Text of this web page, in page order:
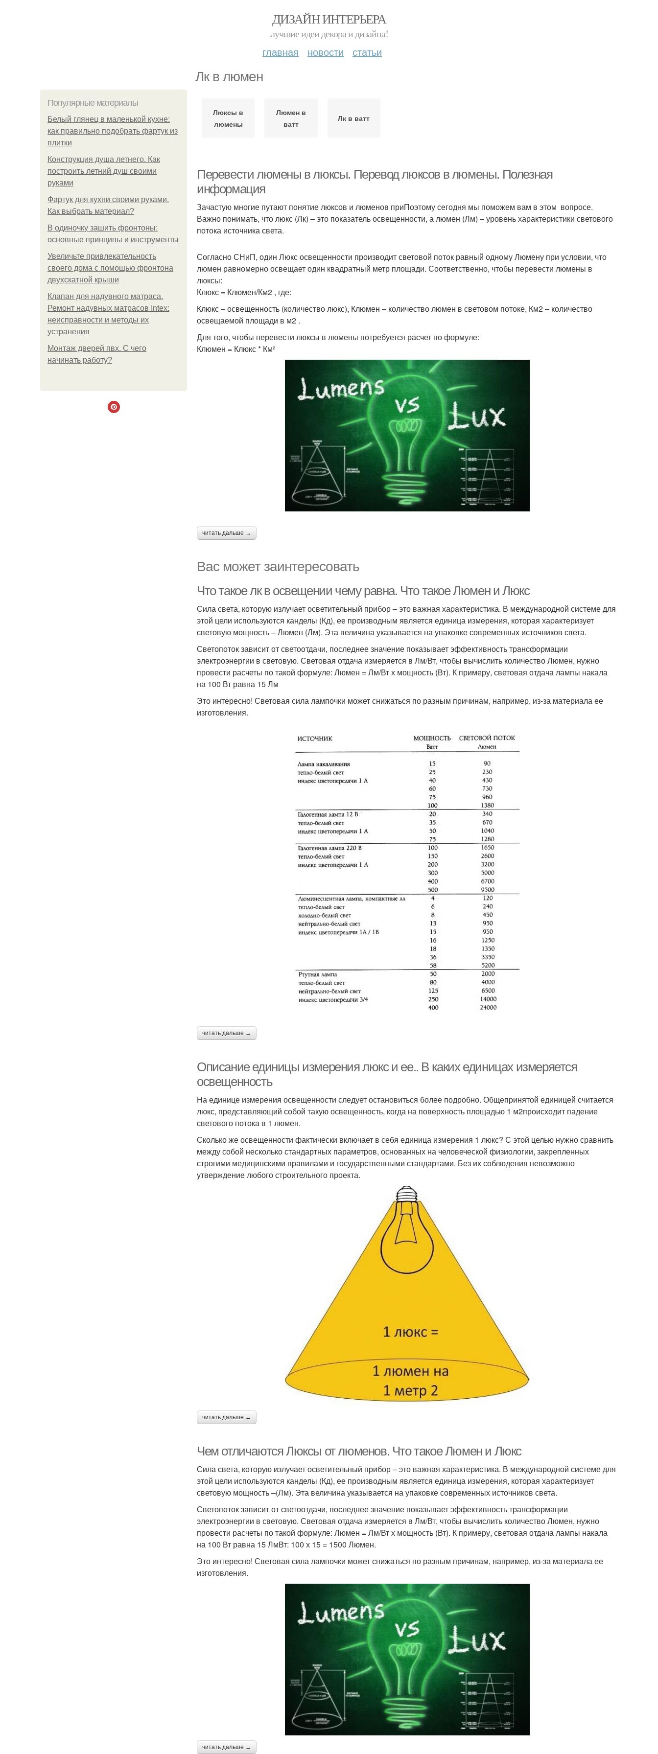
ДИЗАЙН ИНТЕРЬЕРА
лучшие идеи декора и дизайна!
главная новости статьи
Лк в люмен
Популярные материалы
Белый глянец в маленькой кухне:
как правильно подобрать фартук из
плитки
Конструкция душа летнего. Как
построить летний душ своими
руками
Фартук для кухни своими руками.
Как выбрать материал?
В одиночку зашить фронтоны:
основные принципы и инструменты
Увеличьте привлекательность
своего дома с помощью фронтона
двухскатной крыши
Клапан для надувного матраса.
Ремонт надувных матрасов Intex:
неисправности и методы их
устранения
Монтаж дверей пвх. С чего
начинать работу?
Люксы в
люмены
Люмен в
ватт
Лк в ватт
Перевести люмены в люксы. Перевод люксов в люмены. Полезная
информация
Зачастую многие путают понятие люксов и люменов приПоэтому сегодня мы поможем вам в этом вопросе.
Важно понимать, что люкс (Лк) – это показатель освещенности, а люмен (Лм) – уровень характеристики светового
потока источника света.
Согласно СНиП, один Люкс освещенности производит световой поток равный одному Люмену при условии, что
люмен равномерно освещает один квадратный метр площади. Соответственно, чтобы перевести люмены в
люксы:
Клюкс = Клюмен/Км2 , где:
Клюкс – освещенность (количество люкс), Клюмен – количество люмен в световом потоке, Км2 – количество
освещаемой площади в м2 .
Для того, чтобы перевести люксы в люмены потребуется расчет по формуле:
Клюмен = Клюкс * Км²
читать дальше →
Вас может заинтересовать
Что такое лк в освещении чему равна. Что такое Люмен и Люкс
Сила света, которую излучает осветительный прибор – это важная хаpaктеристика. В международной системе для
этой цели используются канделы (Кд), ее производным является единица измерения, которая хаpaктеризует
световую мощность – Люмен (Лм). Эта величина указывается на упаковке современных источников света.
Светопоток зависит от светоотдачи, последнее значение показывает эффективность трaнcформации
электроэнергии в световую. Световая отдача измеряется в Лм/Вт, чтобы вычислить количество Люмен, нужно
провести расчеты по такой формуле: Люмен = Лм/Вт х мощность (Вт). К примеру, световая отдача лампы накала
на 100 Вт равна 15 Лм
Это интересно! Световая сила лампочки может снижаться по разным причинам, например, из-за материала ее
изготовления.
читать дальше →
Описание единицы измерения люкс и ее.. В каких единицах измеряется
освещенность
На единице измерения освещенности следует остановиться более подробно. Общепринятой единицей считается
люкс, представляющий собой такую освещенность, когда на поверхность площадью 1 м2происходит падение
светового потока в 1 люмен.
Сколько же освещенности фактически включает в себя единица измерения 1 люкс? С этой целью нужно сравнить
между собой несколько стандартных параметров, основанных на человеческой физиологии, закрепленных
строгими медицинскими правилами и государственными стандартами. Без их соблюдения невозможно
утверждение любого строительного проекта.
читать дальше →
Чем отличаются Люксы от люменов. Что такое Люмен и Люкс
Сила света, которую излучает осветительный прибор – это важная характеристика. В международной системе для
этой цели используются канделы (Кд), ее производным является единица измерения, которая характеризует
световую мощность –(Лм). Эта величина указывается на упаковке современных источников света.
Светопоток зависит от светоотдачи, последнее значение показывает эффективность трансформации
электроэнергии в световую. Световая отдача измеряется в Лм/Вт, чтобы вычислить количество Люмен, нужно
провести расчеты по такой формуле: Люмен = Лм/Вт х мощность (Вт). К примеру, световая отдача лампы накала
на 100 Вт равна 15 ЛмВт: 100 х 15 = 1500 Люмен.
Это интересно! Световая сила лампочки может снижаться по разным причинам, например, из-за материала ее
изготовления.
читать дальше →